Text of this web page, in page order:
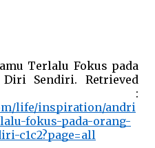
Terlalu Fokus pada
Sendiri. Retrieved
life/inspiration/andri
fokus-pada-orang-
c1c2?page=all